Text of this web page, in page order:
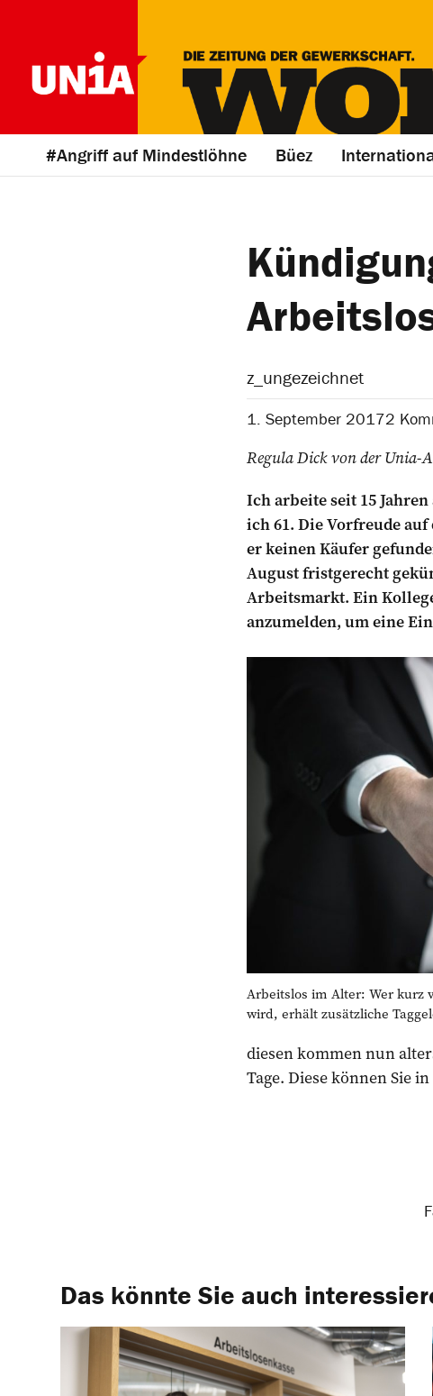
#Angriff auf Mindestlöhne Büez
z_ungezeichnet
1. September 20172
Regula Dick von der Unia-
Ich arbeite seit 15
ich 61. Die Vorfreude
er keinen Käufer
August fristgerecht
Arbeitsmarkt. Ein
anzumelden, um eine
Arbeitslos im Alter: Wer kurz
wird, erhält zusätzliche
diesen kommen nun
Tage. Diese können Sie
Das könnte Sie auch